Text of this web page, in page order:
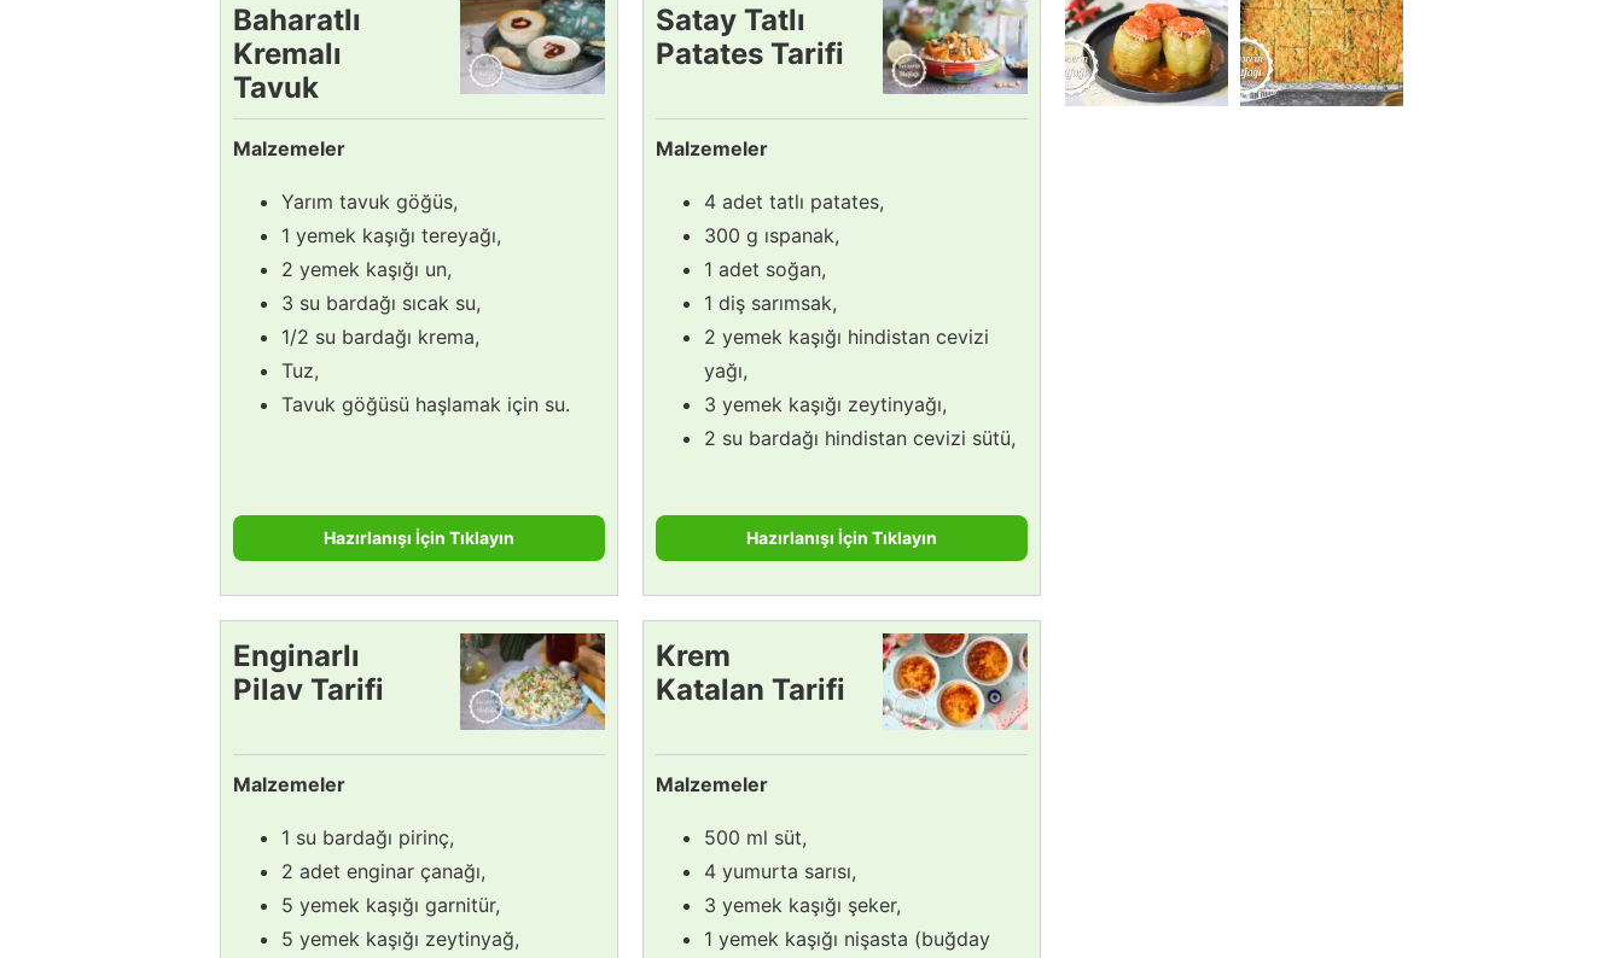
Baharatlı
Kremalı
Tavuk
Çorbası
Tarifi
Malzemeler
Yarım tavuk göğüs,
1 yemek kaşığı tereyağı,
2 yemek kaşığı un,
3 su bardağı sıcak su,
1/2 su bardağı krema,
Tuz,
Tavuk göğüsü haşlamak için su.
Hazırlanışı İçin Tıklayın
Satay Tatlı
Patates Tarifi
Malzemeler
4 adet tatlı patates,
300 g ıspanak,
1 adet soğan,
1 diş sarımsak,
2 yemek kaşığı hindistan cevizi
yağı,
3 yemek kaşığı zeytinyağı,
2 su bardağı hindistan cevizi sütü,
Hazırlanışı İçin Tıklayın
Enginarlı
Pilav Tarifi
Malzemeler
1 su bardağı pirinç,
2 adet enginar çanağı,
5 yemek kaşığı garnitür,
5 yemek kaşığı zeytinyağ,
Krem
Katalan Tarifi
Malzemeler
500 ml süt,
4 yumurta sarısı,
3 yemek kaşığı şeker,
1 yemek kaşığı nişasta (buğday